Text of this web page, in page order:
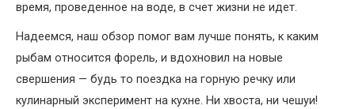
время, проведенное на воде, в счет жизни не идет.
Надеемся, наш обзор помог вам лучше понять, к каким
рыбам относится форель, и вдохновил на новые
свершения — будь то поездка на горную речку или
кулинарный эксперимент на кухне. Ни хвоста, ни чешуи!